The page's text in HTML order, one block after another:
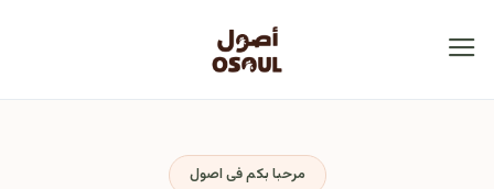
مرحبا بكم فى اصول